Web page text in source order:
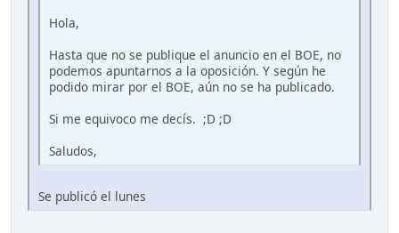
Hola,
Hasta que no se publique el anuncio en el BOE, no
podemos apuntarnos a la oposición. Y según he
podido mirar por el BOE, aún no se ha publicado.
Si me equivoco me decís. ;D ;D
Saludos,
Se publicó el lunes